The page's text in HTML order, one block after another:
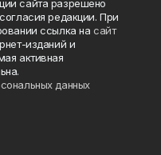
сайта разрешено
редакции. При
ссылка на сайт
изданий и
активная
данных